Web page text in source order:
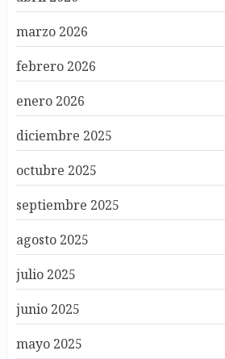
marzo 2026
febrero 2026
enero 2026
diciembre 2025
octubre 2025
septiembre 2025
agosto 2025
julio 2025
junio 2025
mayo 2025